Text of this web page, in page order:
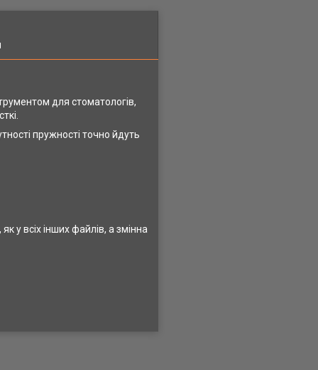
для стоматологів,
пружності точно йдуть
у всіх інших файлів, а змінна